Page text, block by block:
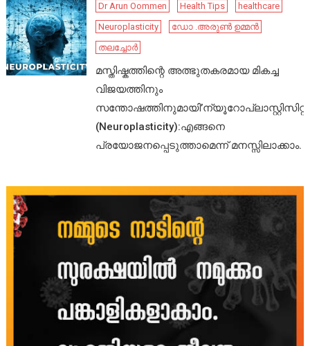
Dr Arun Oommen Health Tips
healthcare
Neuroplasticity
ഡോ .അരുൺ ഉമ്മൻ
തലച്ചോർ
മസ്തിഷ്കത്തിന്റെ അത്ഭുതകരമായ മികച്ച
വിജയത്തിനും
സന്തോഷത്തിനുമായി’ന്യൂറോപ്ലാസ്റ്റിസിറ്റി’
(Neuroplasticity):എങ്ങനെ
പ്രയോജനപ്പെടുത്താമെന്ന് മനസ്സിലാക്കാം.